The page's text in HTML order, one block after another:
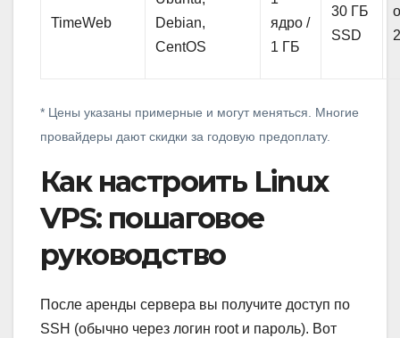
TimeWeb
Debian,
CentOS
ядро /
1 ГБ
30 ГБ
SSD
* Цены указаны примерные и могут меняться. Многие
провайдеры дают скидки за годовую предоплату.
Как настроить Linux
VPS: пошаговое
руководство
После аренды сервера вы получите доступ по
SSH (обычно через логин root и пароль). Вот